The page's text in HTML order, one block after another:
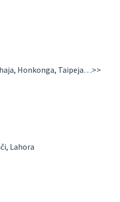
Honkonga, Taipeja…>>
Lahora